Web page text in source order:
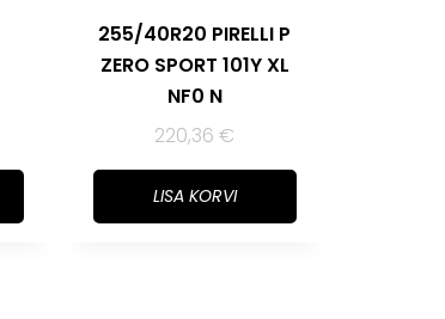
255/40R20 PIRELLI P
ZERO SPORT 101Y XL
NF0 N
220,36€
LISA KORVI